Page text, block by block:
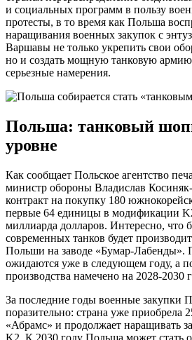
и социальных программ в пользу
протесты, в то время как Польша
наращивания военных закупок с
Варшавы не только укрепить свои
но и создать мощную танковую
серьезные намерения.
Польша: танковый
уровне
Как сообщает Польское агентство
министр обороны Владислав
контракт на покупку 180
первые 64 единицы в модификации
миллиарда долларов. Интересно, что
современных танков будет
Польши на заводе «Бумар-Лабенды».
ожидаются уже в следующем году, а
производства намечено на 2028-2030
За последние годы военные закупки
поразительно: страна уже приобрела
«Абрамс» и продолжает наращивать
K2. К 2030 году Польша может стать